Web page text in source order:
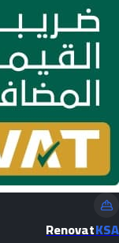
RenovatKSA